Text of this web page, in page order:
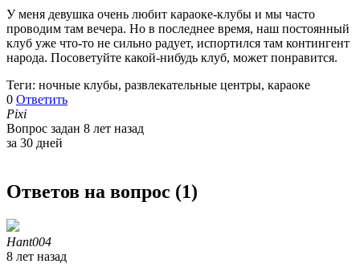
У меня девушка очень любит караоке-клубы и мы часто
проводим там вечера. Но в последнее время, наш постоянный
клуб уже что-то не сильно радует, испортился там контингент
народа. Посоветуйте какой-нибудь клуб, может понравится.
Теги: ночные клубы, развлекательные центры, караоке
0 Ответить
Pixi
Вопрос задан 8 лет назад
за 30 дней
Ответов на вопрос (1)
Hant004
8 лет назад